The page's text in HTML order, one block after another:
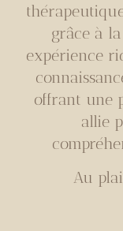
grâce à la
expérience
offrant une
allie
Au